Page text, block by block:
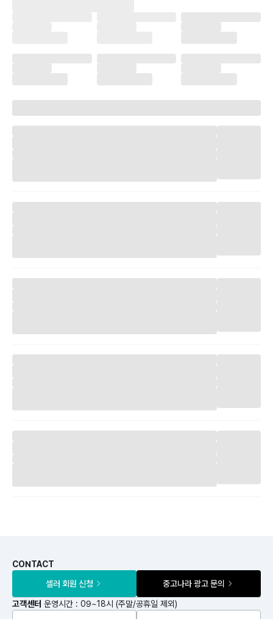
CONTACT
셀러 회원 신청
중고나라 광고 문의
고객센터 운영시간 : 09~18시 (주말/공휴일 제외)